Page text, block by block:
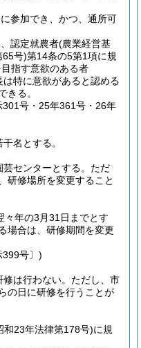
参加でき、かつ、通所可
認定就農者(農業経営基
65号)第14条の5第1項に規
目指す意欲のある者
特に意欲があると認める
きる。
号・25年361号・26年
名とする。
センターとする。 ただ
研修場所を変更すること
々年の3月31日までとす
場合は、研修期間を変更
399号〕)
は行わない。 ただし、市
の日に研修を行うことが
和23年法律第178号)に規